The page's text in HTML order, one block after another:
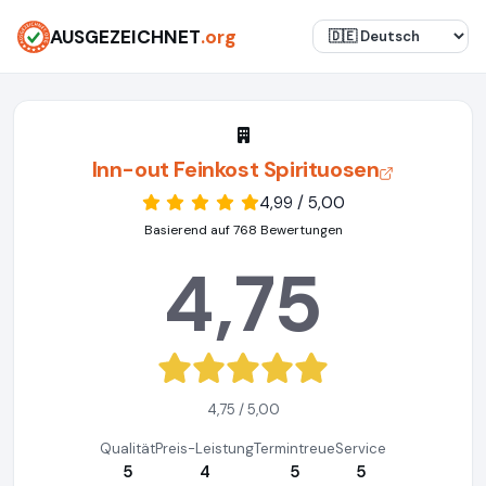
AUSGEZEICHNET.org
Inn-out Feinkost Spirituosen
4,99 / 5,00
Basierend auf 768 Bewertungen
4,75
4,75 / 5,00
Qualität
5
Preis-Leistung
4
Termintreue
5
Service
5